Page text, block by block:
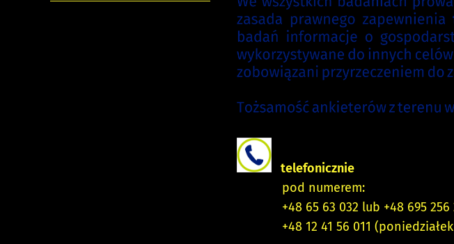
telefonicznie
pod numerem:
+48 65 63 032 lub +48 695 256
+48 12 41 56 011 (poniedziałek